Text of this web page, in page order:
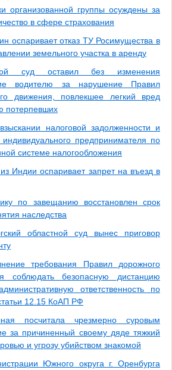
организованной группы осуждены за
в сфере страхования
оспаривает отказ ТУ Росимущества в
земельного участка в аренду
суд оставил без изменения
водителю за нарушение Правил
движения, повлекшее легкий вред
потерпевших
налоговой задолженности и
предпринимателя по
системе налогообложения
Индии оспаривает запрет на въезд в
по завещанию восстановлен срок
наследства
областной суд вынес приговор
требования Правил дорожного
соблюдать безопасную дистанцию
ответственность по
12.15 КоАП РФ
посчитала чрезмерно суровым
за причиненный своему дяде тяжкий
и угрозу убийством знакомой
Южного округа г. Оренбурга